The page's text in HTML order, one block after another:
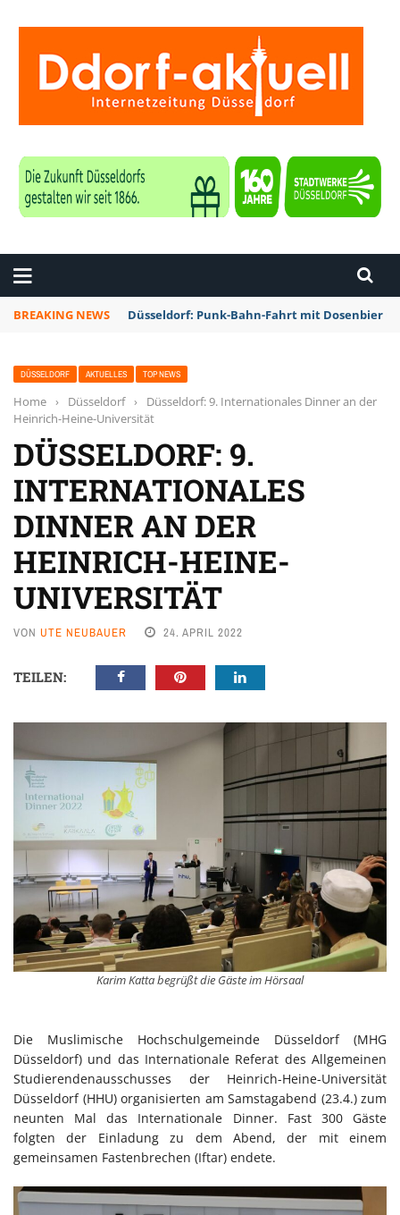
BREAKING NEWS Düsseldorf: Punk-Bahn-Fahrt mit Dosenbier
DÜSSELDORF AKTUELLES TOP NEWS
Home › Düsseldorf ›
Düsseldorf: 9. Internationales Dinner an der
Heinrich-Heine-Universität
DÜSSELDORF: 9.
INTERNATIONALES
DINNER AN DER
HEINRICH-HEINE-
UNIVERSITÄT
VON UTE NEUBAUER 24. APRIL 2022
TEILEN:
Karim Katta begrüßt die Gäste im Hörsaal
Die Muslimische Hochschulgemeinde Düsseldorf (MHG
Düsseldorf) und das Internationale Referat des Allgemeinen
Studierendenausschusses der Heinrich-Heine-Universität
Düsseldorf (HHU) organisierten am Samstagabend (23.4.) zum
neunten Mal das Internationale Dinner. Fast 300 Gäste
folgten der Einladung zu dem Abend, der mit einem
gemeinsamen Fastenbrechen (Iftar) endete.